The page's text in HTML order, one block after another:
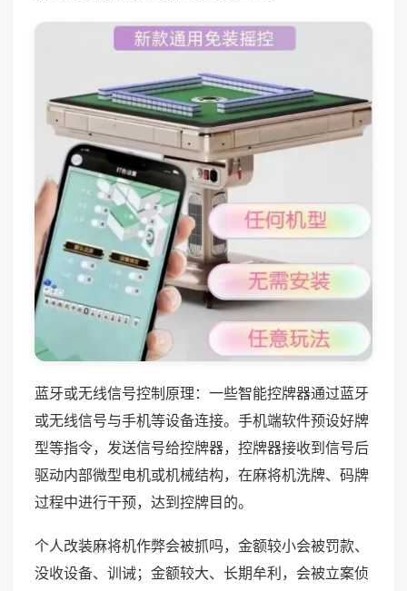
蓝牙或无线信号控制原理：一些智能控牌器通过蓝牙
或无线信号与手机等设备连接。手机端软件预设好牌
型等指令，发送信号给控牌器，控牌器接收到信号后
驱动内部微型电机或机械结构，在麻将机洗牌、码牌
过程中进行干预，达到控牌目的。
个人改装麻将机作弊会被抓吗，金额较小会被罚款、
没收设备、训诫；金额较大、长期牟利，会被立案侦